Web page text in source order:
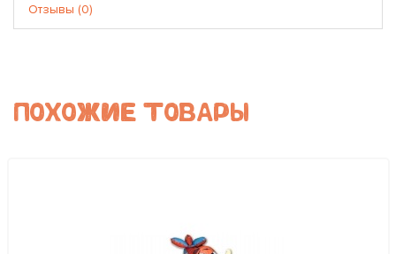
Отзывы (0)
ПОХОЖИЕ ТОВАРЫ